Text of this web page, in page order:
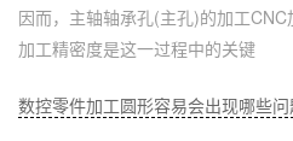
因而，主轴轴承孔(主孔)的加工
加工精密度是这一过程中的关键
数控零件加工圆形容易会出现哪些问